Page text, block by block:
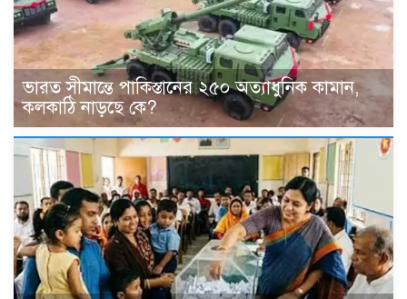
ভারত সীমান্তে পাকিস্তানের ২৫০ অত্যাধুনিক কামান,
কলকাঠি নাড়ছে কে?